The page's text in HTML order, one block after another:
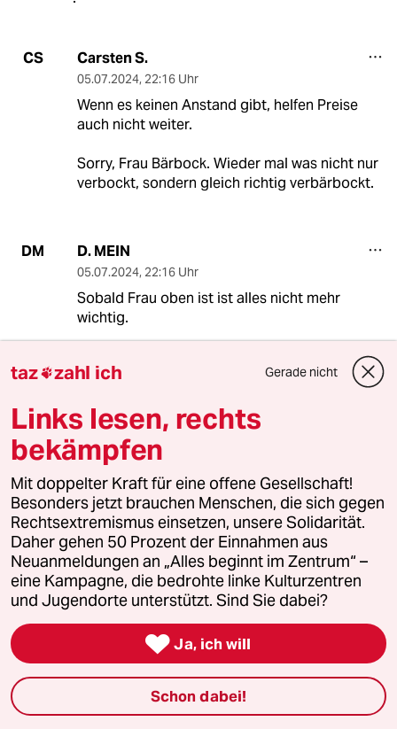
CS Carsten S.
05.07.2024, 22:16 Uhr
Wenn es keinen Anstand gibt, helfen Preise
auch nicht weiter.
Sorry, Frau Bärbock. Wieder mal was nicht nur
verbockt, sondern gleich richtig verbärbockt.
DM D. MEIN
05.07.2024, 22:16 Uhr
Sobald Frau oben ist ist alles nicht mehr
wichtig.
Visagistin, rechtfertigt sie auch mit dem Satz;
Sie möchte nicht wie ein Totengräber
aussehen.
Noch Fragen warum die Grünen nicht mehr
grün wahrgenommen werden.
Y Yemaya
05.07.2024,21:47 Uhr
Die Maschine war als Backup für den Kanzler in
Baerbock sollte am nächsten Tag nach dem
Termin in Luxemburg nach Israel. Ars diesem
taz zahl ich Gerade nicht
Links lesen, rechts
bekämpfen
Mit doppelter Kraft für eine offene Gesellschaft!
Besonders jetzt brauchen Menschen, die sich gegen
Rechtsextremismus einsetzen, unsere Solidarität.
Daher gehen 50 Prozent der Einnahmen aus
Neuanmeldungen an „Alles beginnt im Zentrum“ –
eine Kampagne, die bedrohte linke Kulturzentren
und Jugendorte unterstützt. Sind Sie dabei?
 Ja, ich will
Schon dabei!